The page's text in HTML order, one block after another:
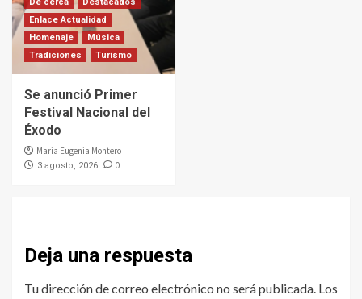
De cerca
Destacados
Enlace Actualidad
Homenaje
Música
Tradiciones
Turismo
Se anunció Primer
Festival Nacional del
Éxodo
Maria Eugenia Montero
3 agosto, 2026 0
Deja una respuesta
Tu dirección de correo electrónico no será publicada. Los